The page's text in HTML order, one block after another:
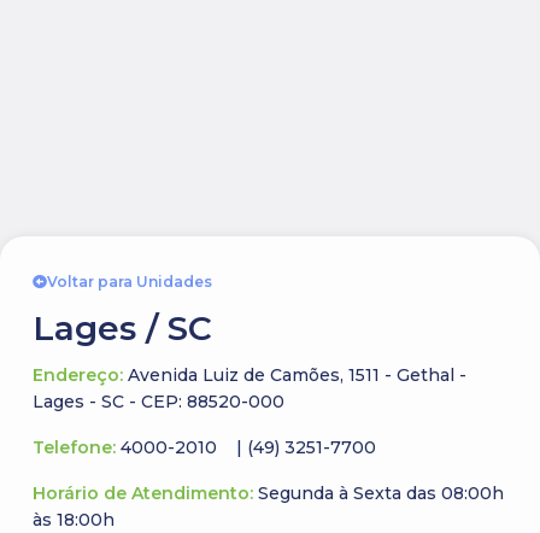
Voltar para Unidades
Lages / SC
Endereço:Avenida Luiz de Camões, 1511 - Gethal -
Lages - SC - CEP: 88520-000
Telefone:4000-2010 | (49) 3251-7700
Horário de Atendimento:Segunda à Sexta das 08:00h
às 18:00h